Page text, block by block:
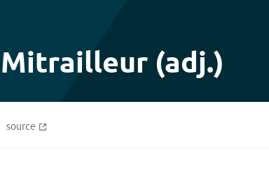
Mitrailleur (adj.)
source